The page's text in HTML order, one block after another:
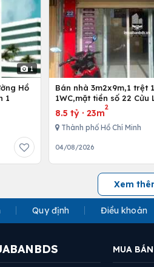
1
Hồ
1
Bán nhà 3m2x9m,1 trệt
1WC,mặt tiền số 22 Cửu
8.5 tỷ ·23m
2
Thành phố Hồ Chí Minh
04/08/2026
Xem
Quy định Điều khoản
MUA